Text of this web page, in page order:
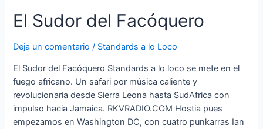
El Sudor del Facóquero
Deja un comentario / Standards a lo Loco
El Sudor del Facóquero Standards a lo loco se mete en el
fuego africano. Un safari por música caliente y
revolucionaria desde Sierra Leona hasta SudAfrica con
impulso hacia Jamaica. RKVRADIO.COM Hostia pues
empezamos en Washington DC, con cuatro punkarras Ian